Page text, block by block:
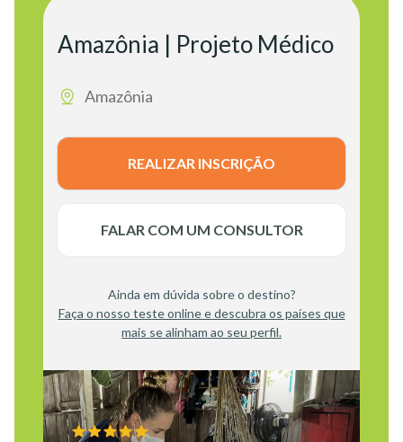
Amazônia | Projeto Médico
Amazônia
REALIZAR INSCRIÇÃO
FALAR COM UM CONSULTOR
Ainda em dúvida sobre o destino?
Faça o nosso teste online e descubra os países que
mais se alinham ao seu perfil.